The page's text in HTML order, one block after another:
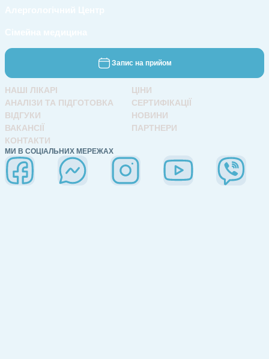
Запис на прийом
НАШІ ЛІКАРІ
ЦІНИ
АНАЛІЗИ ТА ПІДГОТОВКА
СЕРТИФІКАЦІЇ
ВІДГУКИ
НОВИНИ
ВАКАНСІЇ
ПАРТНЕРИ
КОНТАКТИ
МИ В СОЦІАЛЬНИХ МЕРЕЖАХ